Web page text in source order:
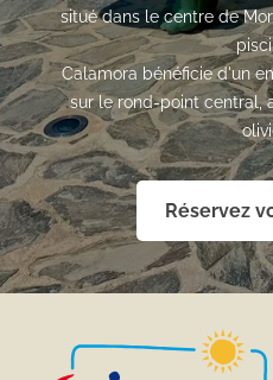
situé dans le centre de
Calamora bénéficie d'un
sur le rond-point central,
Réservez